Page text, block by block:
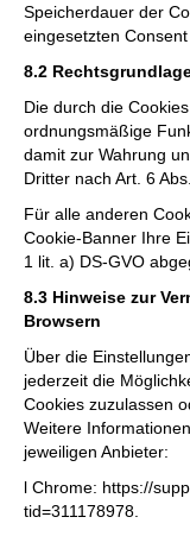
Speicherdauer der
eingesetzten
8.2
Die durch die
ordnungsmäßige
damit zur Wahrung
Dritter nach Art. 6
Für alle anderen
Cookie-Banner Ihre
1 lit. a) DS-GVO
8.3 Hinweise zur
Browsern
Über die
jederzeit die
Cookies zuzulassen
Weitere
jeweiligen Anbieter:
l Chrome: https://
tid=311178978.